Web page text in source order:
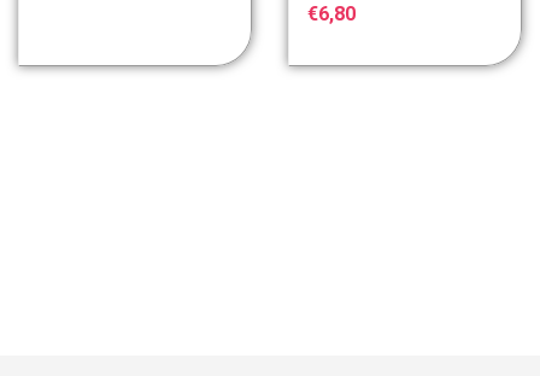
€6,80